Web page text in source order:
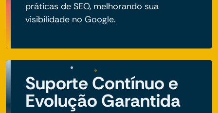
práticas de SEO, melhorando sua
visibilidade no Google.
Suporte Contínuo e
Evolução Garantida